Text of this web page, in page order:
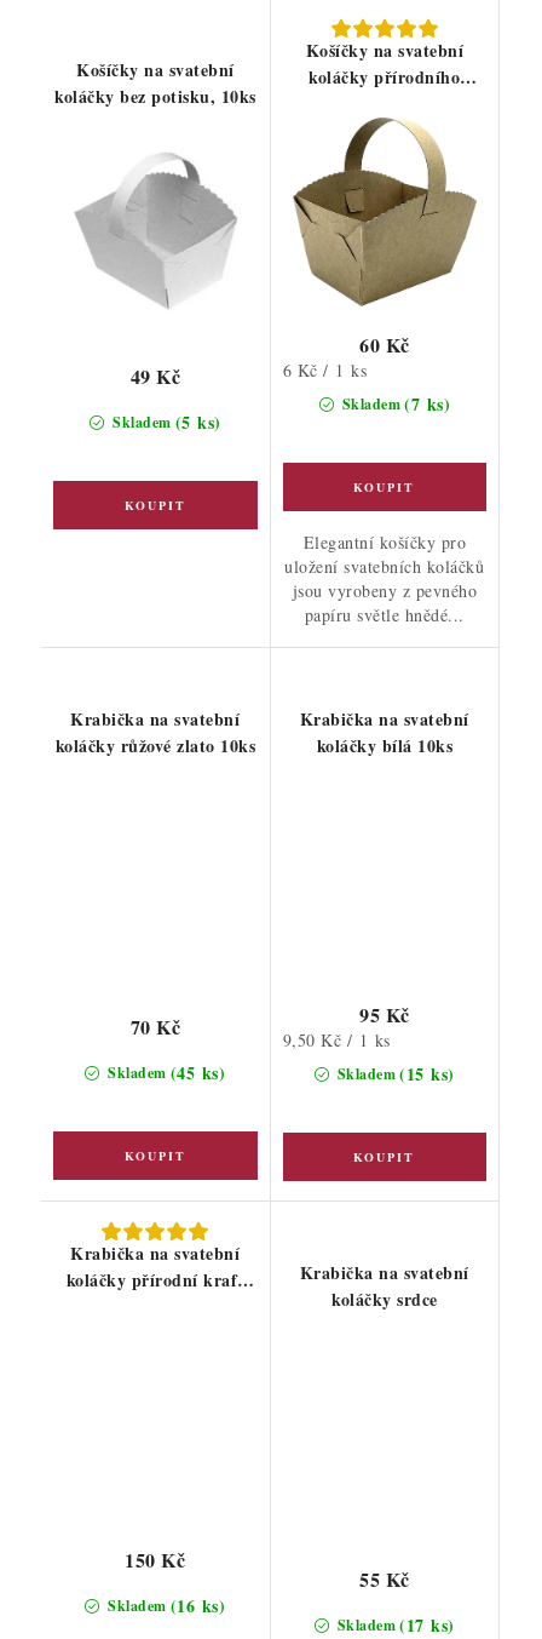
Košíčky na svatební
koláčky bez potisku, 10ks
Skladem (5 ks)
49 Kč
Košíčky na svatební
koláčky přírodního
Skladem(7 ks)
60 Kč
Měrná
6 Kč / 1 ks
Elegantní košíčky pro
uložení svatebních koláčků
jsou vyrobeny z pevného
papíru světle hnědé...
Krabička na svatební
koláčky růžové zlato 10ks
Skladem (45 ks)
70 Kč
Krabička na svatební
koláčky bílá 10ks
Skladem(15 ks)
95 Kč
Měrná
cena:
9,50 Kč / 1 ks
Krabička na svatební
koláčky přírodní kraft
Skladem (16 ks)
150 Kč
Krabička na svatební
koláčky srdce
Skladem(17 ks)
55 Kč